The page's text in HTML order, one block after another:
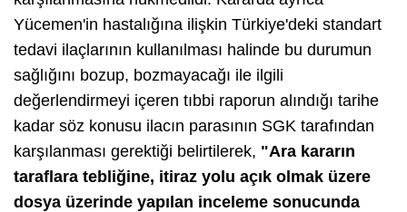
Yücemen'in hastalığına ilişkin Türkiye'deki standart
tedavi ilaçlarının kullanılması halinde bu durumun
sağlığını bozup, bozmayacağı ile ilgili
değerlendirmeyi içeren tıbbi raporun alındığı tarihe
kadar söz konusu ilacın parasının SGK tarafından
karşılanması gerektiği belirtilerek, "Ara kararın
taraflara tebliğine, itiraz yolu açık olmak üzere
dosya üzerinde yapılan inceleme sonucunda